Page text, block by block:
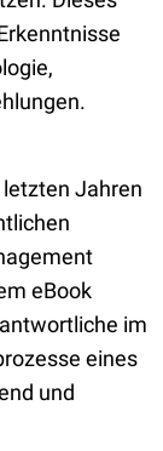
Jahren
eBook
im
eines
und